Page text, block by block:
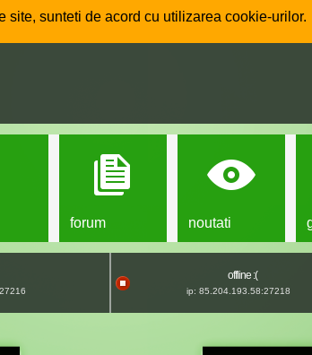
sunteti de acord cu utilizarea cookie-urilor.
forum noutati
offline :(
ip: 85.204.193.58:27218